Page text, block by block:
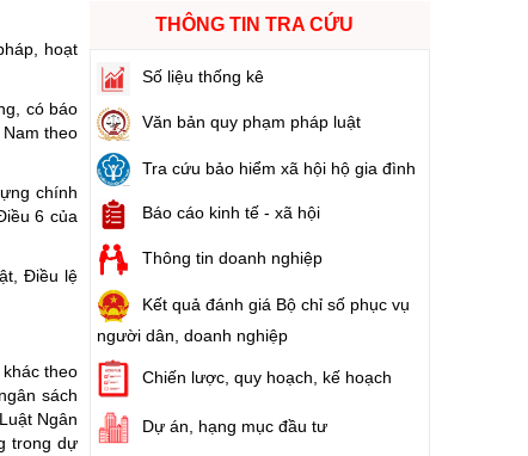
sống
XVI và đại biểu Hội đồng nhân dân các cấp nhiệm kỳ 2026 - 2031
Việt Nam
hoạt
có báo
theo
chính
6 của
Điều lệ
theo
sách
Ngân
trong dự
THÔNG TIN TRA CỨU
Số liệu thống kê
Văn bản quy phạm pháp luật
Tra cứu bảo hiểm xã hội hộ gia đình
Báo cáo kinh tế - xã hội
Thông tin doanh nghiệp
Kết quả đánh giá Bộ chỉ số phục vụ
người dân, doanh nghiệp
Chiến lược, quy hoạch, kế hoạch
Dự án, hạng mục đầu tư